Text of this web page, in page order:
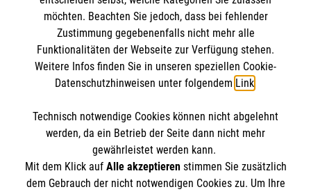
Barrierefreiheit
Malteser in Deutschland
Malteserorden
Sharepoint
Spendenkonto
Bank: Pax-Bank für Kirche und Caritas eG
IBAN: DE15 3706 0120 1201 2130 17
BIC: GENODED1PA7
So finden Sie uns
Streitfeldstr. 1
möchten. Beachten Sie jedoch, dass bei fehlender
Zustimmung gegebenenfalls nicht mehr alle
Funktionalitäten der Webseite zur Verfügung stehen.
Weitere Infos finden Sie in unseren speziellen Cookie-
Datenschutzhinweisen unter folgendem Link.
Technisch notwendige Cookies können nicht abgelehnt
werden, da ein Betrieb der Seite dann nicht mehr
gewährleistet werden kann.
Mit dem Klick auf Alle akzeptierenstimmen Sie zusätzlich
dem Gebrauch der nicht notwendigen Cookies zu. Um Ihre